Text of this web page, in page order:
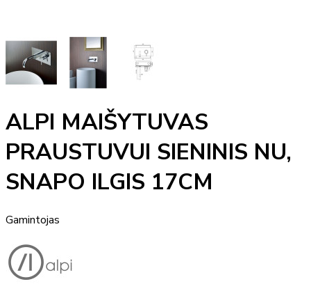
ALPI MAIŠYTUVAS
PRAUSTUVUI SIENINIS NU,
SNAPO ILGIS 17CM
Gamintojas